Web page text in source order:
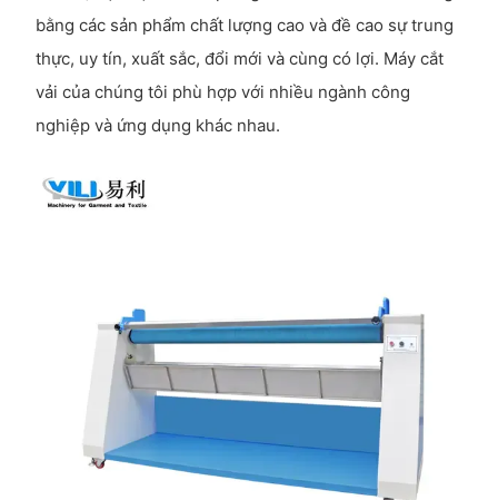
bằng các sản phẩm chất lượng cao và đề cao sự trung
thực, uy tín, xuất sắc, đổi mới và cùng có lợi. Máy cắt
vải của chúng tôi phù hợp với nhiều ngành công
nghiệp và ứng dụng khác nhau.